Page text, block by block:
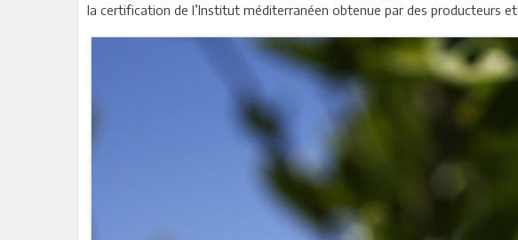
la certification de l’Institut méditerranéen obtenue par des producteurs